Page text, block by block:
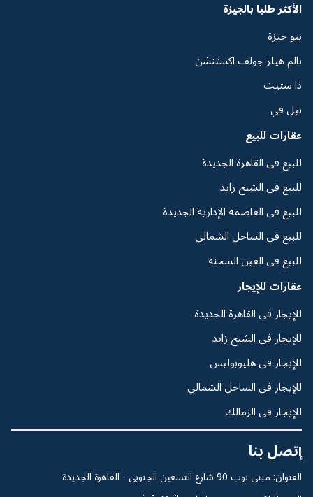
الأكثر طلبا بالجيزة
نيو جيزة
بالم هيلز جولف اكستنشن
ذا ستيت
بيل في
عقارات للبيع
للبيع فى القاهرة الجديدة
للبيع فى الشيخ زايد
للبيع فى العاصمة الإدارية الجديدة
للبيع فى الساحل الشمالي
للبيع فى العين السخنة
عقارات للإيجار
للإيجار فى القاهرة الجديدة
للإيجار فى الشيخ زايد
للإيجار فى هليوبوليس
للإيجار فى الساحل الشمالي
للإيجار فى الزمالك
إتصل بنا
العنوان: مبنى توب 90 شارع التسعين الجنوبى - القاهرة الجديدة